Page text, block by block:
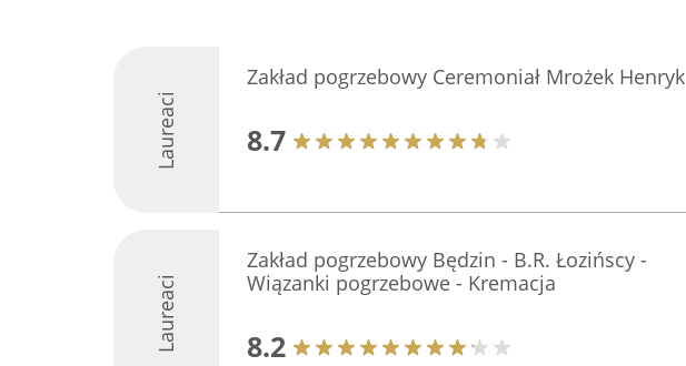
Laureaci
Zakład pogrzebowy Ceremoniał Mrożek Henryk
8.7
Laureaci
Zakład pogrzebowy Będzin - B.R. Łozińscy -
Wiązanki pogrzebowe - Kremacja
8.2